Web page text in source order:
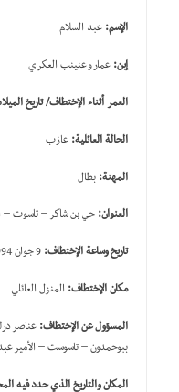
الإسم:عبد السلام
إبن:عمار و عنينب العكري
العمر أثناء الإختطاف/ تاريخ
الحالة العائلية:عازب
المهنة:بطال
العنوان:حي بن شاكر – تاسوت –
تاريخ وساعة الإختطاف:9 جوان 1994 على الساعة 1 و 30دق
مكان الإختطاف: المنزل العائلي
المسؤول عن الإختطاف:
ببوحمدون – تاسوست – الأمير عبد
المكان والتاريخ الذي حدد فيه